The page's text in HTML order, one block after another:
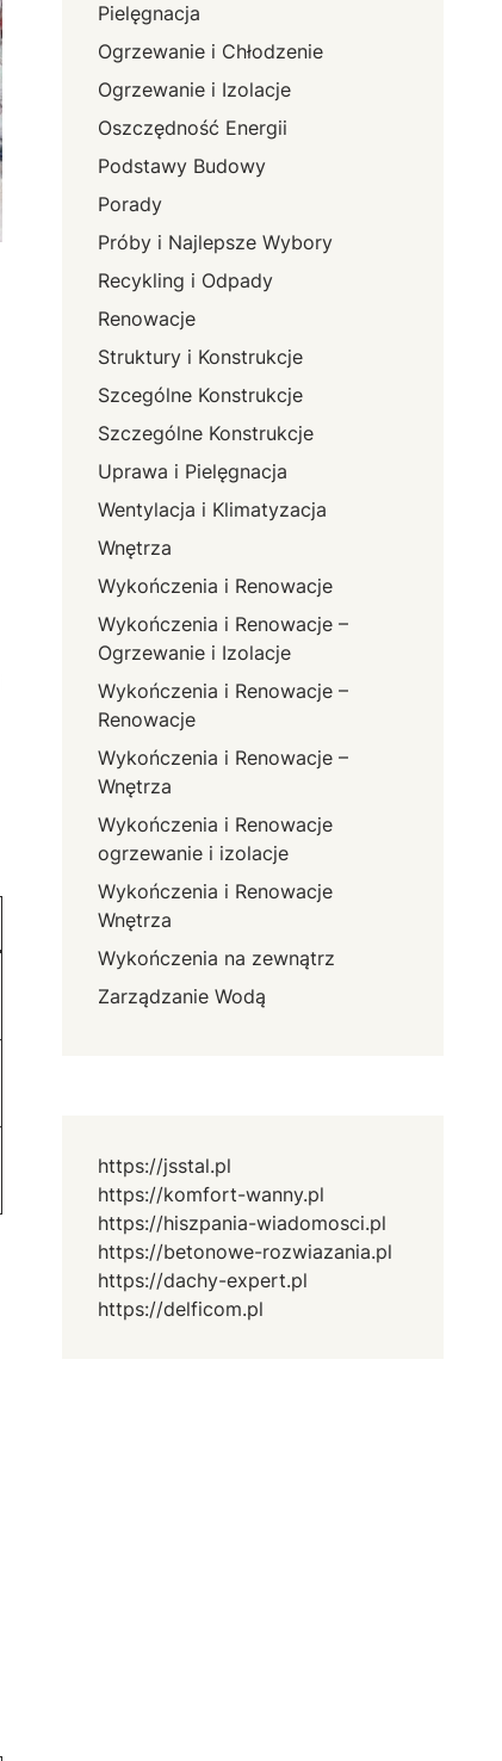
Pielęgnacja
Ogrzewanie i Chłodzenie
Ogrzewanie i Izolacje
Oszczędność Energii
Podstawy Budowy
Porady
Próby i Najlepsze Wybory
Recykling i Odpady
Renowacje
Struktury i Konstrukcje
Szcególne Konstrukcje
Szczególne Konstrukcje
Uprawa i Pielęgnacja
Wentylacja i Klimatyzacja
Wnętrza
Wykończenia i Renowacje
Wykończenia i Renowacje –
Ogrzewanie i Izolacje
Wykończenia i Renowacje –
Renowacje
Wykończenia i Renowacje –
Wnętrza
Wykończenia i Renowacje
ogrzewanie i izolacje
Wykończenia i Renowacje
Wnętrza
Wykończenia na zewnątrz
Zarządzanie Wodą
https://jsstal.pl
https://komfort-wanny.pl
https://hiszpania-wiadomosci.pl
https://betonowe-rozwiazania.pl
https://dachy-expert.pl
https://delficom.pl